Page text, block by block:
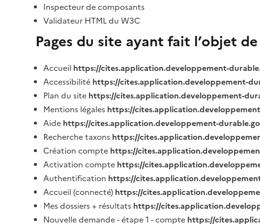
Inspecteur de composants
Validateur HTML du W3C
Pages du site ayant fait l’objet
Accueil https://cites.application.developpement-
Accessibilité https://cites.application.developpement-
Plan du site https://cites.application.developpement-
Mentions légales https://
Aide https://cites.application.developpement-
Recherche taxons https://
Création compte https://
Activation compte https://
Authentification https://
Accueil (connecté) https://
Mes dossiers + résultats https://
Nouvelle demande - étape 1 - compte https://